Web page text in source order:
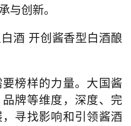
与创新。
酒 开创酱香型白酒酿
榜样的力量。大国酱
牌等维度，深度、完
寻找影响和引领酱酒